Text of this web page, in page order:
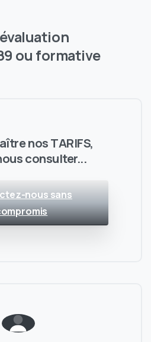
évaluation
ou formative
nos TARIFS,
consulter...
nous sans